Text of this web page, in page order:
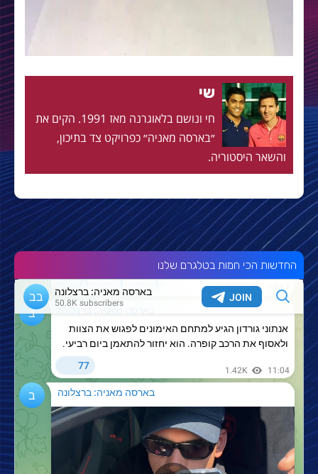
שי
חי ונושם בלאוגרנה מאז 1991. הקים את
״בארסה מאניה״ כפרויקט צד בתיכון,
והשאר היסטוריה.
החדשות הכי חמות בטלגרם שלנו